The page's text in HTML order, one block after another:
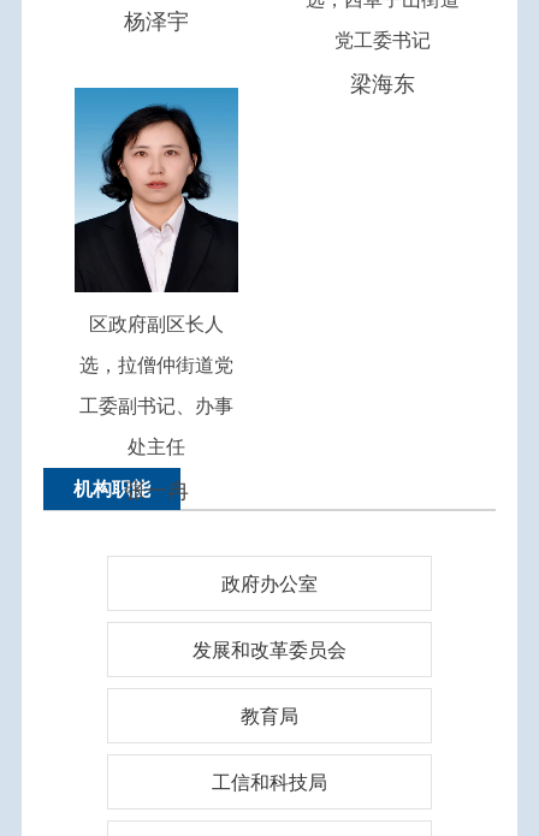
杨泽宇
党工委书记
梁海东
区政府副区长人
选，拉僧仲街道党
工委副书记、办事
处主任
张一冉
机构职能
政府办公室
发展和改革委员会
教育局
工信和科技局